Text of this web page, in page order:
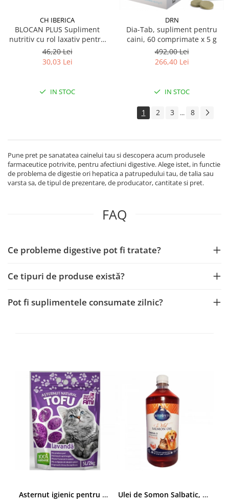
CH IBERICA
BLOCAN PLUS Supliment
nutritiv cu rol laxativ pentru
caini si pisici 100 ml
46,20 Lei
30,03 Lei
IN STOC
DRN
Dia-Tab, supliment pentru
caini, 60 comprimate x 5 g
492,00 Lei
266,40 Lei
IN STOC
1 2 3 ... 8
Pune pret pe sanatatea cainelui tau si descopera acum produsele
farmaceutice potrivite, pentru afectiuni digestive. Alege istet, in functie
de problema de digestie ori hepatica a patrupedului tau, de talia sau
varsta sa, de tipul de prezentare, de producator, cantitate si pret.
FAQ
Ce probleme digestive pot fi tratate?
Ce tipuri de produse există?
Pot fi suplimentele consumate zilnic?
Asternut igienic pentru pisici Tofu Lavanda, Mon Petit 5 l Ulei de Somon Salbatic, câini și pisici, piele si blană, BEST4PETS, 1l